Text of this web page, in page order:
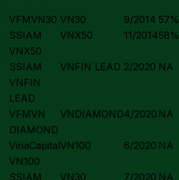
VFMVN30 VN30 9/2014 57%
SSIAM
VNX50
VNX50 11/201458%
SSIAM
VNFIN
LEAD
VNFIN LEAD 2/2020 NA
VFMVN
DIAMOND
VN DIAMOND4/2020 NA
VinaCapital
VN100
VN100 6/2020 NA
SSIAM
VN30 7/2020 NA